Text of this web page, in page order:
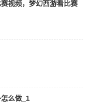
视频，梦幻西游看比赛
么做_1